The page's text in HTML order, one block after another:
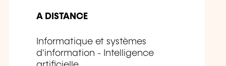
A DISTANCE
Informatique et systèmes
d'information - Intelligence